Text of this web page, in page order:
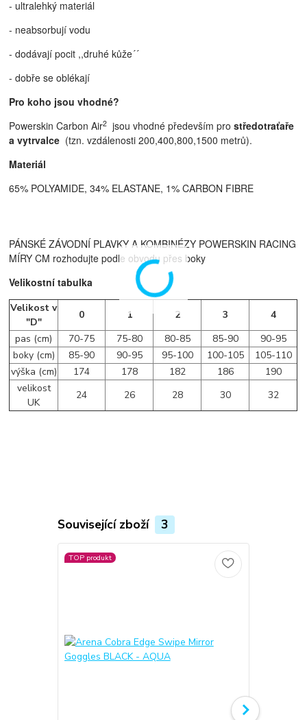
- ultralehký materiál
- neabsorbují vodu
- dodávají pocit ,,druhé kůže´´
- dobře se oblékají
Pro koho jsou vhodné?
Powerskin Carbon Air2 jsou vhodné především prostředotraťaře
a vytrvalce (tzn. vzdálenosti 200,400,800,1500 metrů).
Materiál
65% POLYAMIDE, 34% ELASTANE, 1% CARBON FIBRE
PÁNSKÉ ZÁVODNÍ PLAVKY A KOMBINÉZY POWERSKIN RACING
MÍRY CM rozhodujte podle obvodu přes boky
Velikostní tabulka
Velikost v
"D"
0 1 2 3
4
pas (cm)
70-75 75-80 80-85 85-90
90-95
boky (cm)
85-90 90-95 95-100 100-105
105-110
výška (cm)
174 178 182 186
190
velikost
UK
24 26 28 30 32
Související zboží 3
TOP produkt